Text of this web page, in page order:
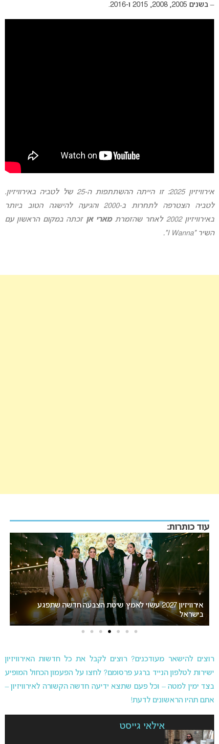
– בשנים 2005, 2008, 2015 ו-2016.
אירוויזיון 2025
: זו הייתה ההשתתפות ה-25 של לטביה באירוויזיון.
לטביה הצטרפה לתחרות ב-2000 והגיעה להישגה הטוב ביותר
באירוויזיון 2002 לאחר שהזמרת
מארי אן זכתה במקום הראשון עם
השיר “I Wanna”.
עוד כותרות:
אירוויזיון 2027 עשוי לאמץ שיטת הצבעה חדשה שתפגע
בישראל
רוצים להישאר מעודכנים? רוצים לקבל את כל חדשות האירוויזיון
ישירות לטלפון הנייד ברגע פרסומם? לחצו על הפעמון הכחול המופיע
בצד ימין למטה – וכל פעם שתצא ידיעה חדשה הקשורה לאירוויזיון –
אתם תהיו הראשונים לדעת!
אילאי גייסט